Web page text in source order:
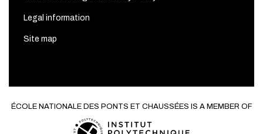
Legal information
Site map
ÉCOLE NATIONALE DES PONTS ET CHAUSSÉES IS A MEMBER OF